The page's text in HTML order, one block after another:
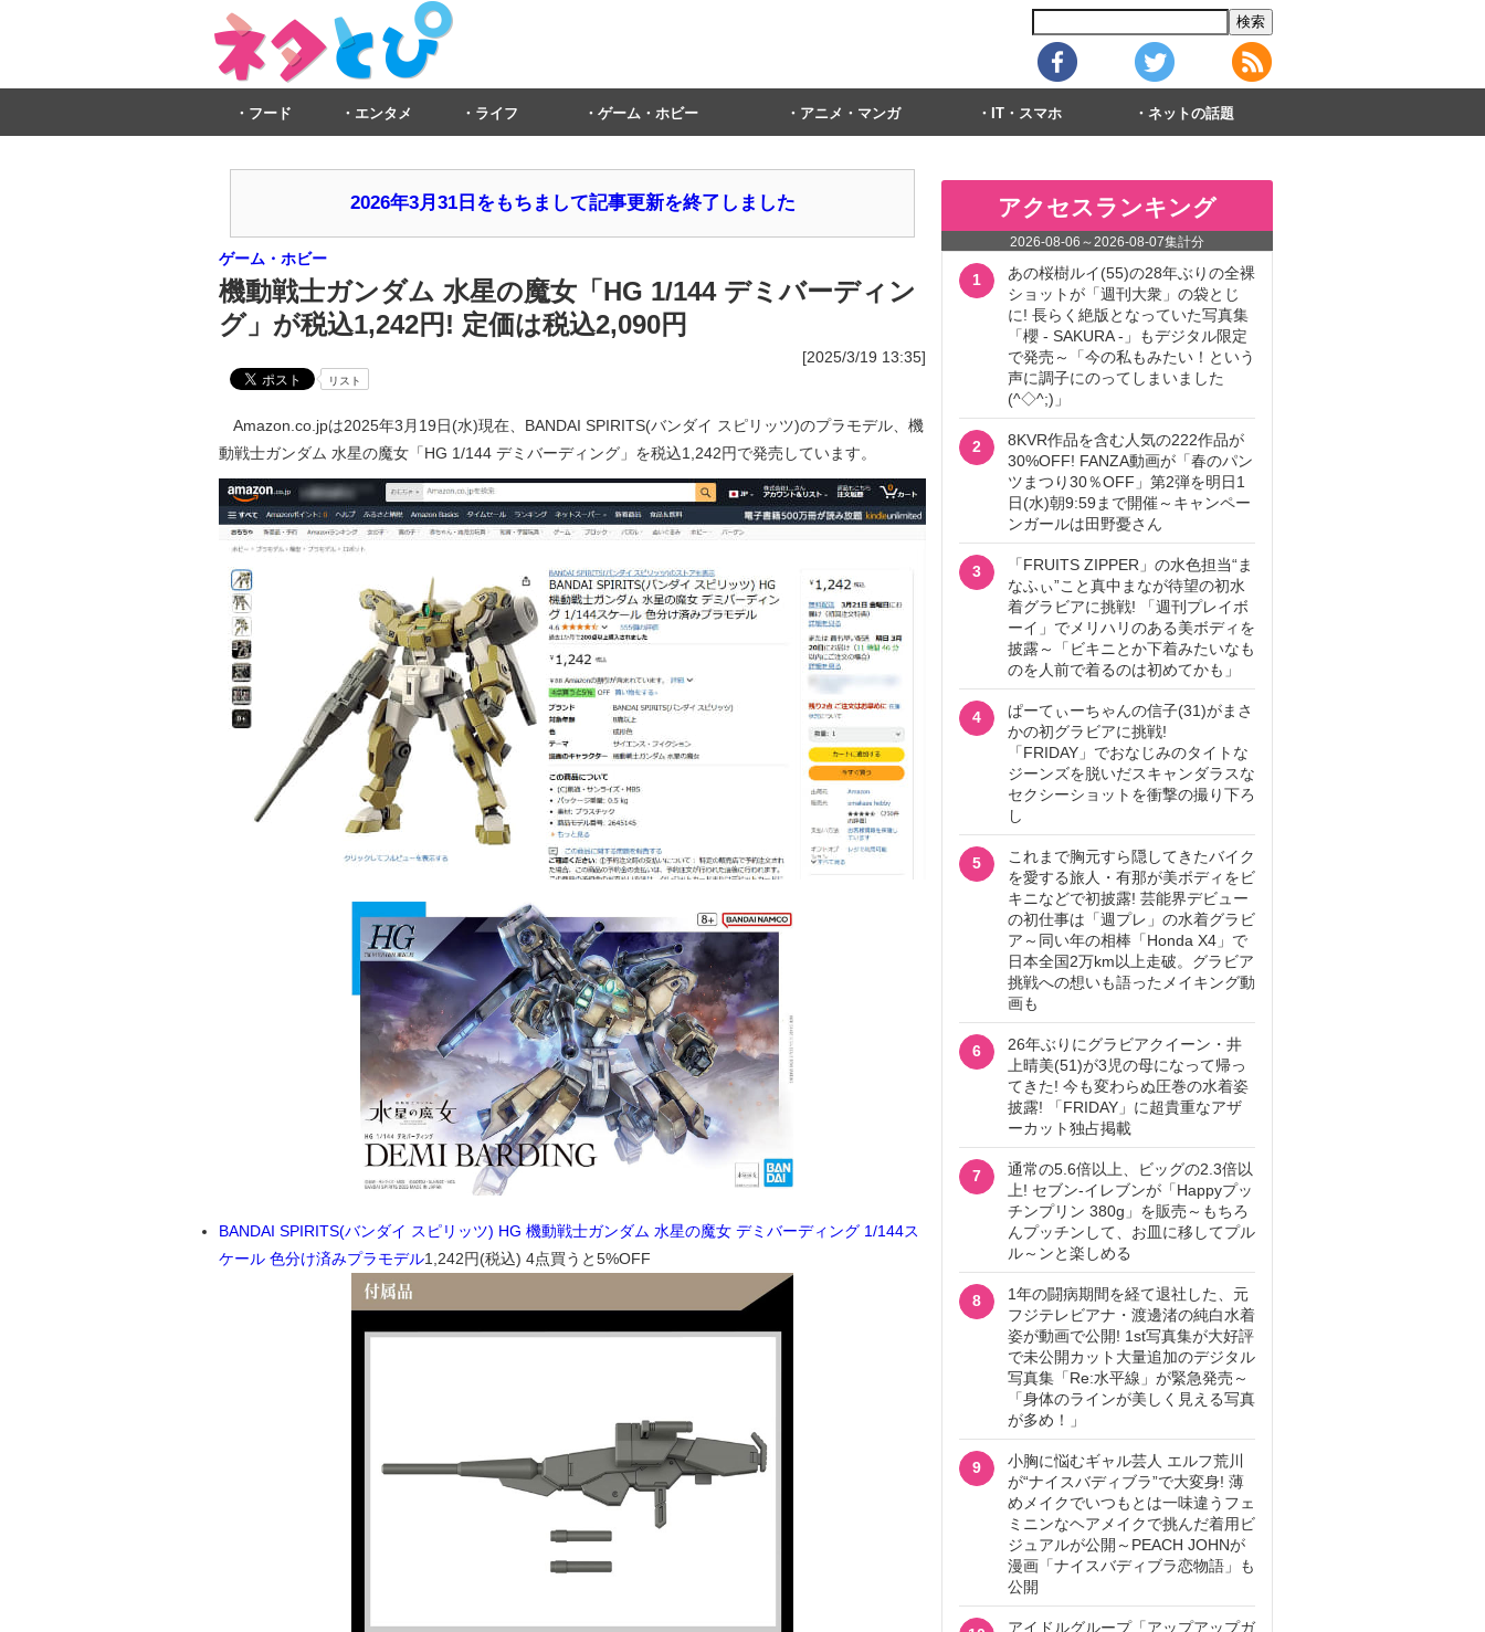
フード エンタメ ライフ ゲーム・ホビー アニメ・マンガ IT・スマホ ネットの話題
2026年3月31日をもちまして記事更新を終了しました
ゲーム・ホビー
機動戦士ガンダム 水星の魔女「HG 1/144 デミバーディン
グ」が税込1,242円! 定価は税込2,090円
[2025/3/19 13:35]
リスト
Amazon.co.jpは2025年3月19日(水)現在、BANDAI SPIRITS(バンダイ スピリッツ)のプラモデル、機
動戦士ガンダム 水星の魔女「HG 1/144 デミバーディング」を税込1,242円で発売しています。
BANDAI SPIRITS(バンダイ スピリッツ) HG 機動戦士ガンダム 水星の魔女 デミバーディング 1/144ス
ケール 色分け済みプラモデル1,242円(税込) 4点買うと5%OFF
アクセスランキング
2026-08-06 ～2026-08-07集計分
1
あの桜樹ルイ(55)の28年ぶりの全裸
ショットが「週刊大衆」の袋とじ
に! 長らく絶版となっていた写真集
「櫻 - SAKURA -」もデジタル限定
で発売～「今の私もみたい！という
声に調子にのってしまいました
(^◇^;)」
2
8KVR作品を含む人気の222作品が
30%OFF! FANZA動画が「春のパン
ツまつり30％OFF」第2弾を明日1
日(水)朝9:59まで開催～キャンペー
ンガールは田野憂さん
3
「FRUITS ZIPPER」の水色担当“ま
なふぃ”こと真中まなが待望の初水
着グラビアに挑戦! 「週刊プレイボ
ーイ」でメリハリのある美ボディを
披露～「ビキニとか下着みたいなも
のを人前で着るのは初めてかも」
4
ぱーてぃーちゃんの信子(31)がまさ
かの初グラビアに挑戦!
「FRIDAY」でおなじみのタイトな
ジーンズを脱いだスキャンダラスな
セクシーショットを衝撃の撮り下ろ
し
5
これまで胸元すら隠してきたバイク
を愛する旅人・有那が美ボディをビ
キニなどで初披露! 芸能界デビュー
の初仕事は「週プレ」の水着グラビ
ア～同い年の相棒「Honda X4」で
日本全国2万km以上走破。グラビア
挑戦への想いも語ったメイキング動
画も
6
26年ぶりにグラビアクイーン・井
上晴美(51)が3児の母になって帰っ
てきた! 今も変わらぬ圧巻の水着姿
披露! 「FRIDAY」に超貴重なアザ
ーカット独占掲載
7
通常の5.6倍以上、ビッグの2.3倍以
上! セブン‐イレブンが「Happyプッ
チンプリン 380g」を販売～もちろ
んプッチンして、お皿に移してプル
ル～ンと楽しめる
8
1年の闘病期間を経て退社した、元
フジテレビアナ・渡邊渚の純白水着
姿が動画で公開! 1st写真集が大好評
で未公開カット大量追加のデジタル
写真集「Re:水平線」が緊急発売～
「身体のラインが美しく見える写真
が多め！」
9
小胸に悩むギャル芸人 エルフ荒川
が“ナイスバディブラ”で大変身! 薄
めメイクでいつもとは一味違うフェ
ミニンなヘアメイクで挑んだ着用ビ
ジュアルが公開～PEACH JOHNが
漫画「ナイスバディブラ恋物語」も
公開
アイドルグループ「アップアップガ